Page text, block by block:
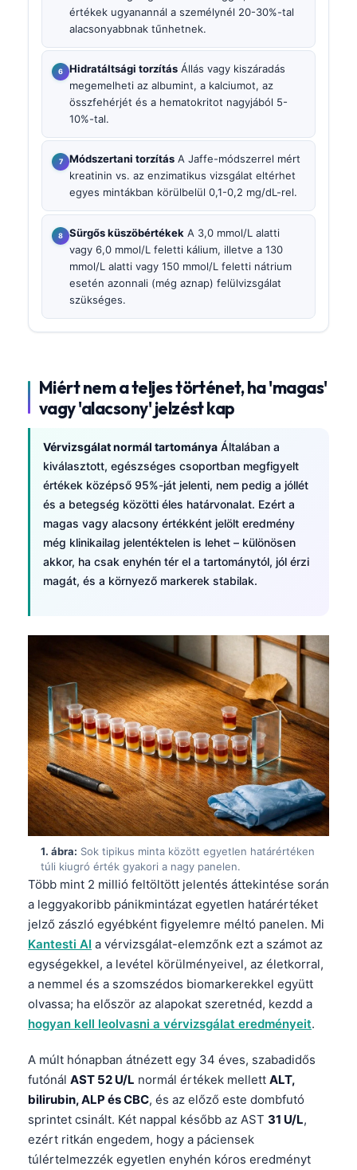
értékek ugyanannál a személynél 20-30%-tal
alacsonyabbnak tűnhetnek.
Hidratáltsági torzítás Állás vagy kiszáradás
megemelheti az albumint, a kalciumot, az
összfehérjét és a hematokritot nagyjából 5-
10%-tal.
Módszertani torzítás A Jaffe-módszerrel mért
kreatinin vs. az enzimatikus vizsgálat eltérhet
egyes mintákban körülbelül 0,1-0,2 mg/dL-rel.
Sürgős küszöbértékek A 3,0 mmol/L alatti
vagy 6,0 mmol/L feletti kálium, illetve a 130
mmol/L alatti vagy 150 mmol/L feletti nátrium
esetén azonnali (még aznap) felülvizsgálat
szükséges.
Miért nem a teljes történet, ha 'magas'
vagy 'alacsony' jelzést kap
Vérvizsgálat normál tartománya Általában a
kiválasztott, egészséges csoportban megfigyelt
értékek középső 95%-ját jelenti, nem pedig a jóllét
és a betegség közötti éles határvonalat. Ezért a
magas vagy alacsony értékként jelölt eredmény
még klinikailag jelentéktelen is lehet – különösen
akkor, ha csak enyhén tér el a tartománytól, jól érzi
magát, és a környező markerek stabilak.
1. ábra: Sok tipikus minta között egyetlen határértéken
túli kiugró érték gyakori a nagy panelen.
Több mint 2 millió feltöltött jelentés áttekintése során
a leggyakoribb pánikmintázat egyetlen határértéket
jelző zászló egyébként figyelemre méltó panelen. Mi
Kantesti AI a vérvizsgálat-elemzőnk ezt a számot az
egységekkel, a levétel körülményeivel, az életkorral,
a nemmel és a szomszédos biomarkerekkel együtt
olvassa; ha először az alapokat szeretnéd, kezdd a
hogyan kell leolvasni a vérvizsgálat eredményeit.
A múlt hónapban átnézett egy 34 éves, szabadidős
futónál AST 52 U/L normál értékek mellett ALT,
bilirubin, ALP és CBC, és az előző este dombfutó
sprintet csinált. Két nappal később az AST 31 U/L,
ezért ritkán engedem, hogy a páciensek
túlértelmezzék egyetlen enyhén kóros eredményt